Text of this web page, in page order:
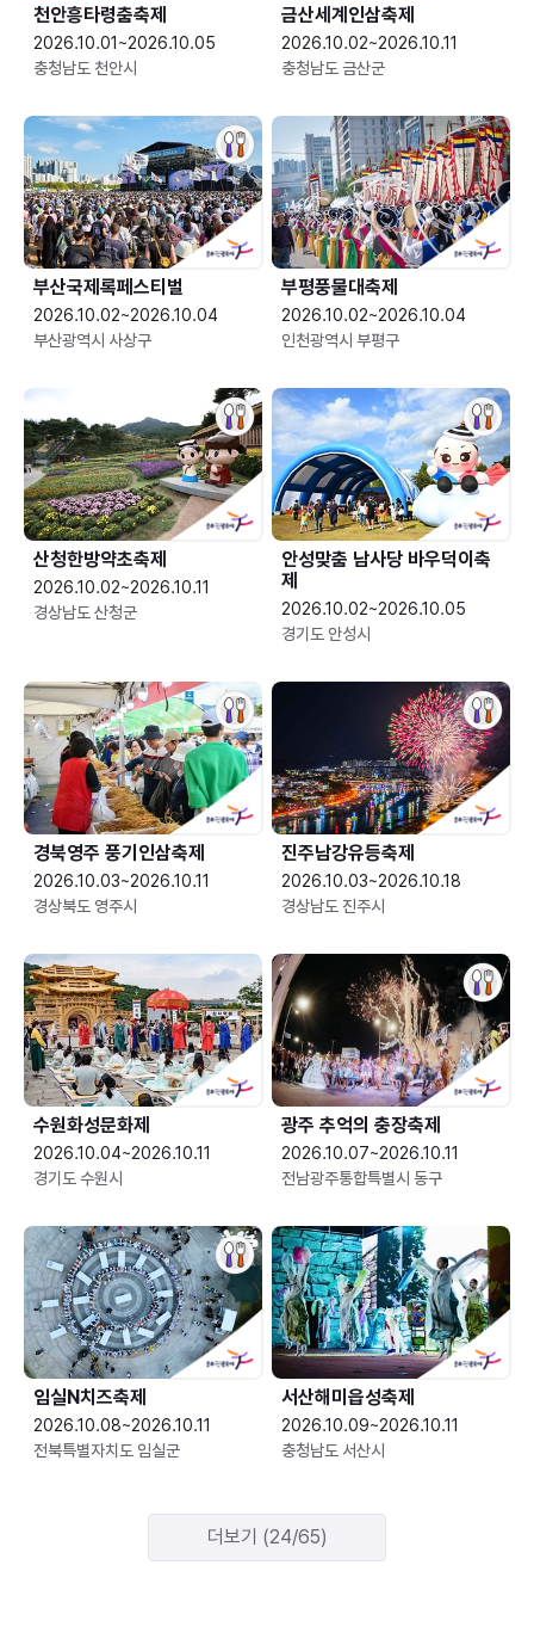
천안흥타령춤축제
2026.10.01~2026.10.05
충청남도 천안시
금산세계인삼축제
2026.10.02~2026.10.11
충청남도 금산군
부산국제록페스티벌
2026.10.02~2026.10.04
부산광역시 사상구
부평풍물대축제
2026.10.02~2026.10.04
인천광역시 부평구
산청한방약초축제
2026.10.02~2026.10.11
경상남도 산청군
안성맞춤 남사당 바우덕이축
제
2026.10.02~2026.10.05
경기도 안성시
경북영주 풍기인삼축제
2026.10.03~2026.10.11
경상북도 영주시
진주남강유등축제
2026.10.03~2026.10.18
경상남도 진주시
수원화성문화제
2026.10.04~2026.10.11
경기도 수원시
광주 추억의 충장축제
2026.10.07~2026.10.11
전남광주통합특별시 동구
임실N치즈축제
2026.10.08~2026.10.11
전북특별자치도 임실군
서산해미읍성축제
2026.10.09~2026.10.11
충청남도 서산시
더보기 (24/65)